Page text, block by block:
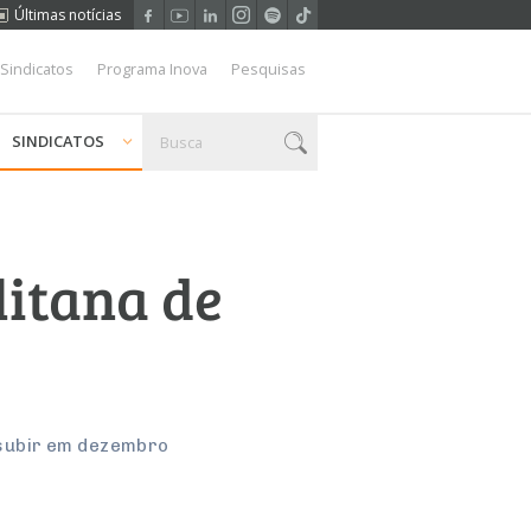
Últimas notícias
Programa Inova Pesquisas
SINDICATOS
de
em dezembro